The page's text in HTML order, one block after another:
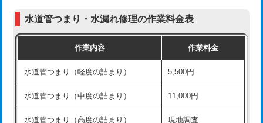
モルタル補修（厚さ10㎝超え） 38,500円
洗面台設置 38,500円
化粧台設置 22,000円
式）)
式・ワンホール）)
交換・取付(排水栓・排水トラップ
22,000円+材料費
水道管つまり・水漏れ修理の作業料金表
作業内容 作業料金
水道管つまり（軽度の詰まり） 5,500円
水道管つまり（中度の詰まり） 11,000円
水道管つまり（高度の詰まり） 現地調査